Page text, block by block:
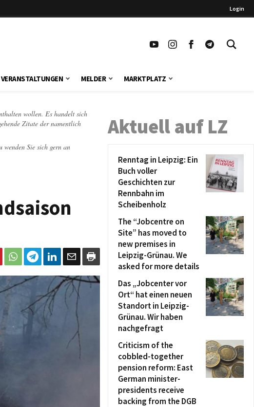
Login
VERANSTALTUNGEN MELDER MARKTPLATZ
wollen. Es handelt sich
Zitate der namentlich
Sie sich gern an
Aktuell auf LZ
Renntag in Leipzig: Ein
Buch voller
Geschichten zur
Rennbahn im
Scheibenholz
The “Jobcentre on
Site” has moved to
new premises in
Leipzig-Grünau. We
asked for more details
Das „Jobcenter vor
Ort“ hat einen neuen
Standort in Leipzig-
Grünau. Wir haben
nachgefragt
Criticism of the
cobbled-together
pension reform: East
German minister-
presidents receive
backing from the DGB